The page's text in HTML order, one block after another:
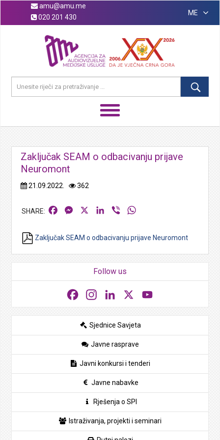
amu@amu.me
020 201 430
ME
Zaključak SEAM o odbacivanju prijave
Neuromont
21.09.2022. 362
FacebookMessengerLinkedIn
Viber
Zaključak SEAM o odbacivanju prijave Neuromont
Follow us
FacebookInstagramLinkedIn
Sjednice Savjeta
Javne rasprave
Javni konkursi i tenderi
Javne nabavke
Rješenja o SPI
Istraživanja, projekti i seminari